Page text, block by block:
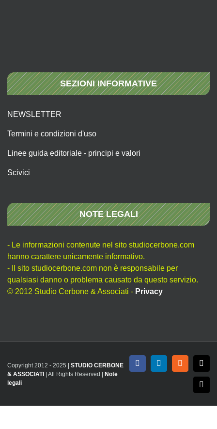
SEZIONI INFORMATIVE
NEWSLETTER
Termini e condizioni d'uso
Linee guida editoriale - principi e valori
Scivici
NOTE LEGALI
- Le informazioni contenute nel sito studiocerbone.com
hanno carattere unicamente informativo.
- Il sito studiocerbone.com non è responsabile per
qualsiasi danno o problema causato da questo servizio.
© 2012 Studio Cerbone & Associati - Privacy
Copyright 2012 - 2025 | STUDIO CERBONE
& ASSOCIATI
| All Rights Reserved |
Note
legali
FacebookLinkedInRss X